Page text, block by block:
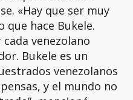
«Hay que ser muy
hace Bukele.
venezolano
Bukele es un
venezolanos
y el mundo no